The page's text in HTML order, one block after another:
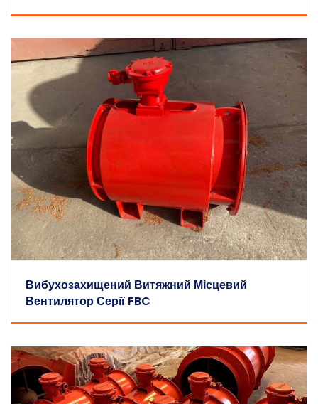
Вибухозахищений Витяжний Місцевий
Вентилятор Серії FBC